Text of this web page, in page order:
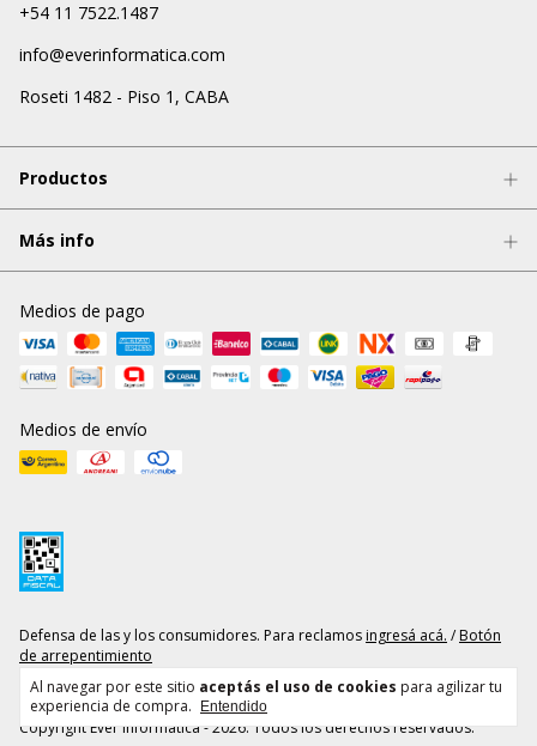
Al navegar por este sitio aceptás el uso de cookies para agilizar tu
experiencia de compra.
Entendido
+54 11 7522.1487
info@everinformatica.com
Roseti 1482 - Piso 1, CABA
Productos
Más info
Medios de pago
Medios de envío
Defensa de las y los consumidores. Para reclamos ingresá acá. / Botón
de arrepentimiento
Copyright Ever Informática - 2026. Todos los derechos reservados.